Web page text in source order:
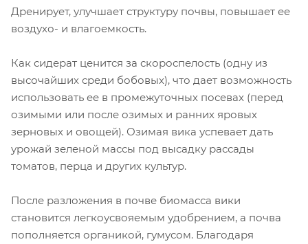
Дренирует, улучшает структуру почвы, повышает ее
воздухо- и влагоемкость.
Как сидерат ценится за скороспелость (одну из
высочайших среди бобовых), что дает возможность
использовать ее в промежуточных посевах (перед
озимыми или после озимых и ранних яровых
зерновых и овощей). Озимая вика успевает дать
урожай зеленой массы под высадку рассады
томатов, перца и других культур.
После разложения в почве биомасса вики
становится легкоусвояемым удобрением, а почва
пополняется органикой, гумусом. Благодаря